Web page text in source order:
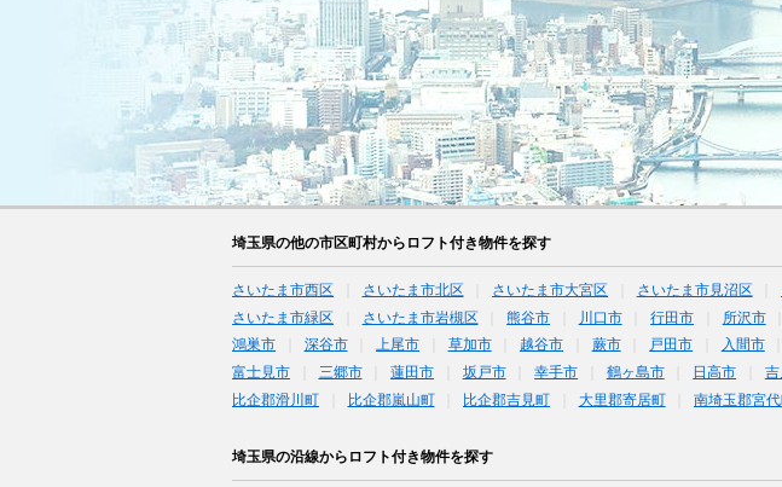
埼玉県の他の市区町村からロフト付き物件を探す
さいたま市西区 さいたま市北区 さいたま市大宮区 さいたま市見沼区
さいたま市緑区
さいたま市岩槻区 熊谷市 川口市 行田市 所沢市
鴻巣市
深谷市 上尾市 草加市 越谷市 蕨市 戸田市 入間市
富士見市
三郷市 蓮田市 坂戸市 幸手市 鶴ヶ島市 日高市 吉
比企郡滑川町
比企郡嵐山町 比企郡吉見町 大里郡寄居町 南埼玉郡宮
埼玉県の沿線からロフト付き物件を探す